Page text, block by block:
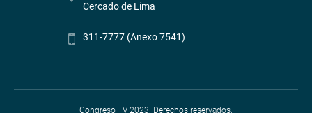
Cercado de Lima
311-7777 (Anexo 7541)
Congreso TV 2023. Derechos reservados.